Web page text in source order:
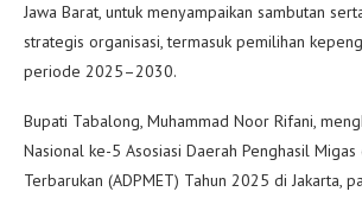
Jawa Barat, untuk menyampaikan sambutan
strategis organisasi, termasuk pemilihan
periode 2025–2030.
Bupati Tabalong, Muhammad Noor Rifani,
Nasional ke-5 Asosiasi Daerah Penghasil Migas
Terbarukan (ADPMET) Tahun 2025 di Jakarta,